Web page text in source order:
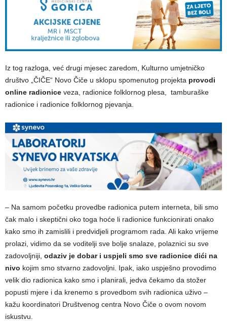
Iz tog razloga, već drugi mjesec zaredom, Kulturno umjetničko
društvo „ČIČE“ Novo Čiče u sklopu spomenutog projekta provodi
online radionice veza, radionice folklornog plesa, tamburaške
radionice i radionice folklornog pjevanja.
– Na samom početku provedbe radionica putem interneta, bili smo
čak malo i skeptični oko toga hoće li radionice funkcionirati onako
kako smo ih zamislili i predvidjeli programom rada. Ali kako vrijeme
prolazi, vidimo da se voditelji sve bolje snalaze, polaznici su sve
zadovoljniji, odaziv je dobar i uspjeli smo sve radionice dići na
nivo kojim smo stvarno zadovoljni. Ipak, iako uspješno provodimo
velik dio radionica kako smo i planirali, jedva čekamo da stožer
popusti mjere i da krenemo s provedbom svih radionica uživo –
kažu koordinatori Društvenog centra Novo Čiče o ovom novom
iskustvu.